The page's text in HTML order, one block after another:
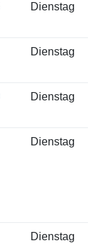
Dienstag
Dienstag
Dienstag
Dienstag
Dienstag